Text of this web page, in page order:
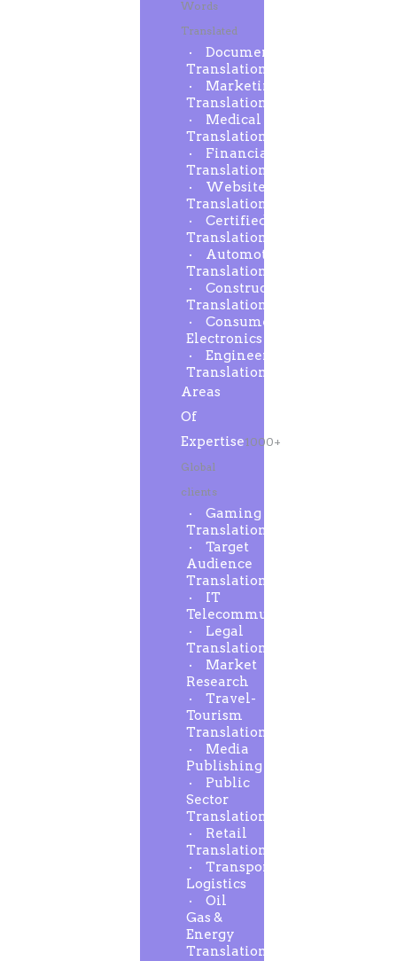
Words
Translated
Document
Translation
Marketing
Translation
Medical
Translation
Financial
Translation
Website
Translation
Certified
Translation
Automotive
Translation
Construction
Translation
Consumer
Electronics
Engineering
Translation
Areas
Of
Expertise1000+
Global
clients
Gaming
Translation
Target
Audience
Translation
IT
Telecommunication
Legal
Translation
Market
Research
Travel-
Tourism
Translation
Media
Publishing
Public
Sector
Translation
Retail
Translation
Transport-
Logistics
Oil
Gas &
Energy
Translation